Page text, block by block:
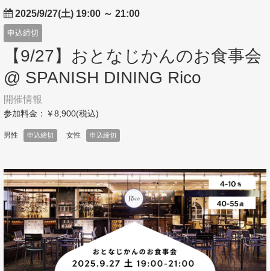
2025/9/27(土) 19:00 ～ 21:00
申込締切
【9/27】おとなじかんのお食事会
@ SPANISH DINING Rico
開催情報
参加料金：￥8,900(税込)
男性 申込締切 女性 申込締切